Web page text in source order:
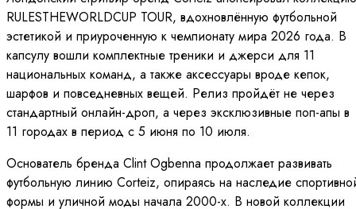
RULESTHEWORLDCUP TOUR, вдохновлённую футбольной
эстетикой и приуроченную к чемпионату мира 2026 года. В
капсулу вошли комплектные треники и джерси для 11
национальных команд, а также аксессуары вроде кепок,
шарфов и повседневных вещей. Релиз пройдёт не через
стандартный онлайн-дроп, а через эксклюзивные поп-апы в
11 городах в период с 5 июня по 10 июля.
Основатель бренда Clint Ogbenna продолжает развивать
футбольную линию Corteiz, опираясь на наследие
формы и уличной моды начала 2000-х. В новой коллекции